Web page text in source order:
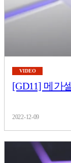
VIDEO
[GD11] 메가
2022-12-09